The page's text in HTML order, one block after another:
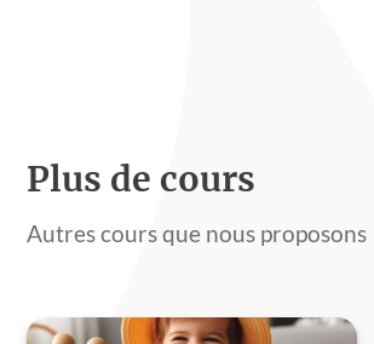
Plus de cours
Autres cours que nous proposons